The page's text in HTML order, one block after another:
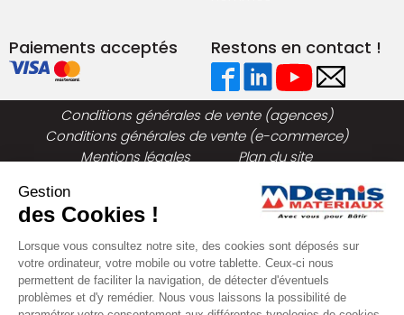
Paiements acceptés Restons en contact !
Conditions générales de vente (agences)
Conditions générales de vente (e-commerce)
Mentions légales
Plan du site
Gestion
des Cookies !
Lorsque vous consultez notre site, des cookies sont déposés sur
votre ordinateur, votre mobile ou votre tablette. Ceux-ci nous
permettent de faciliter la navigation, de détecter d'éventuels
problèmes et d'y remédier. Nous vous laissons la possibilité de